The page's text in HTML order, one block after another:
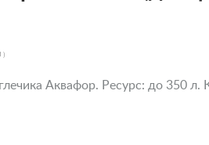
)
Аквафор. Ресурс: до 350 л.